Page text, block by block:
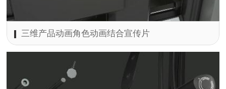
三维产品动画角色动画结合宣传片